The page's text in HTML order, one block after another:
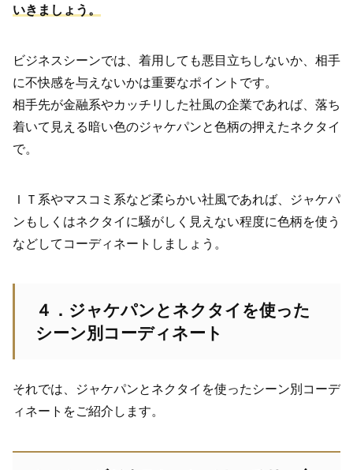
いきましょう。
ビジネスシーンでは、着用しても悪目立ちしないか、相手
に不快感を与えないかは重要なポイントです。
相手先が金融系やカッチリした社風の企業であれば、落ち
着いて見える暗い色のジャケパンと色柄の押えたネクタイ
で。
ＩＴ系やマスコミ系など柔らかい社風であれば、ジャケパ
ンもしくはネクタイに騒がしく見えない程度に色柄を使う
などしてコーディネートしましょう。
４．ジャケパンとネクタイを使った
シーン別コーディネート
それでは、ジャケパンとネクタイを使ったシーン別コーデ
ィネートをご紹介します。